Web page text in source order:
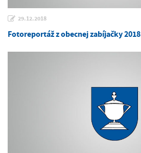
29.12.2018
Fotoreportáž z obecnej zabíjačky 2018